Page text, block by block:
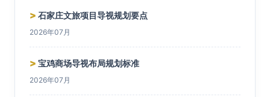
> 石家庄文旅项目导视规划要点
2026年07月
> 宝鸡商场导视布局规划标准
2026年07月